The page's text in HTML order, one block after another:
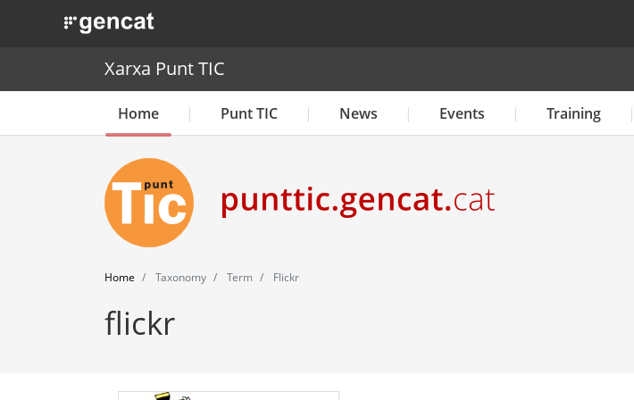
. Obre en una nova finestra.
Xarxa Punt TIC
Home Punt TIC News Events Training
Home Taxonomy Term Flickr
flickr